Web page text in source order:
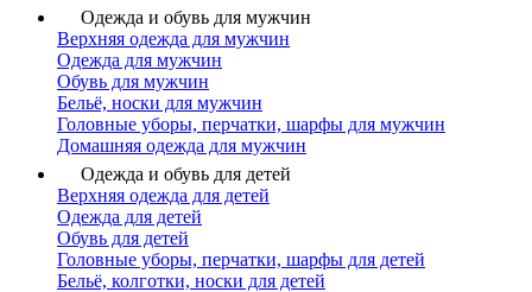
Одежда и обувь для мужчин
Верхняя одежда для мужчин
Одежда для мужчин
Обувь для мужчин
Бельё, носки для мужчин
Головные уборы, перчатки, шарфы для мужчин
Домашняя одежда для мужчин
Одежда и обувь для детей
Верхняя одежда для детей
Одежда для детей
Обувь для детей
Головные уборы, перчатки, шарфы для детей
Бельё, колготки, носки для детей